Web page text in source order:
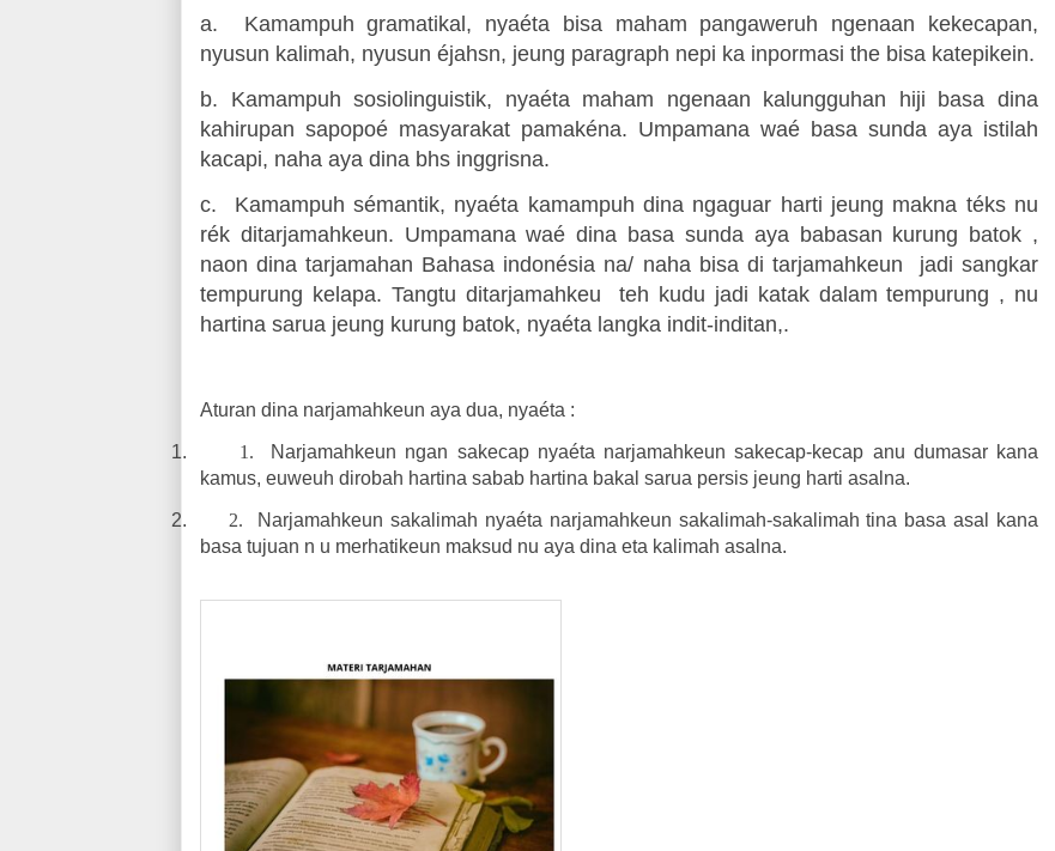
a. Kamampuh gramatikal, nyaéta bisa maham pangaweruh ngenaan kekecapan,
nyusun kalimah, nyusun éjahsn, jeung paragraph nepi ka inpormasi the bisa katepikein.
b. Kamampuh sosiolinguistik, nyaéta maham ngenaan kalungguhan hiji basa dina
kahirupan sapopoé masyarakat pamakéna. Umpamana waé basa sunda aya istilah
kacapi, naha aya dina bhs inggrisna.
c. Kamampuh sémantik, nyaéta kamampuh dina ngaguar harti jeung makna téks nu
rék ditarjamahkeun. Umpamana waé dina basa sunda aya babasan kurung batok ,
naon dina tarjamahan Bahasa indonésia na/ naha bisa di tarjamahkeun
jadi sangkar
tempurung kelapa. Tangtu ditarjamahkeu
teh kudu jadi katak dalam tempurung , nu
hartina sarua jeung kurung batok, nyaéta langka indit-inditan,.
Aturan dina narjamahkeun aya dua, nyaéta :
1. 1.
Narjamahkeun ngan sakecap nyaéta narjamahkeun sakecap-kecap anu dumasar kana
kamus, euweuh dirobah hartina sabab hartina bakal sarua persis jeung harti asalna.
2. 2.
Narjamahkeun sakalimah nyaéta narjamahkeun sakalimah-sakalimah tina basa asal kana
basa tujuan n u merhatikeun maksud nu aya dina eta kalimah asalna.